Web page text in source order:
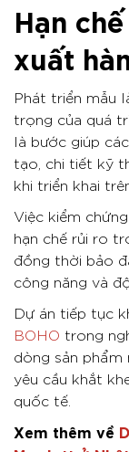
Hạn
xuất
Phát triển mẫu
trọng của quá
là bước giúp
tạo, chi tiết kỹ
khi triển khai
Việc kiểm
hạn chế rủi ro
đồng thời bảo
công năng và
Dự án tiếp tục
BOHO trong
dòng sản phẩm
yêu cầu khắt
quốc tế.
Xem thêm về